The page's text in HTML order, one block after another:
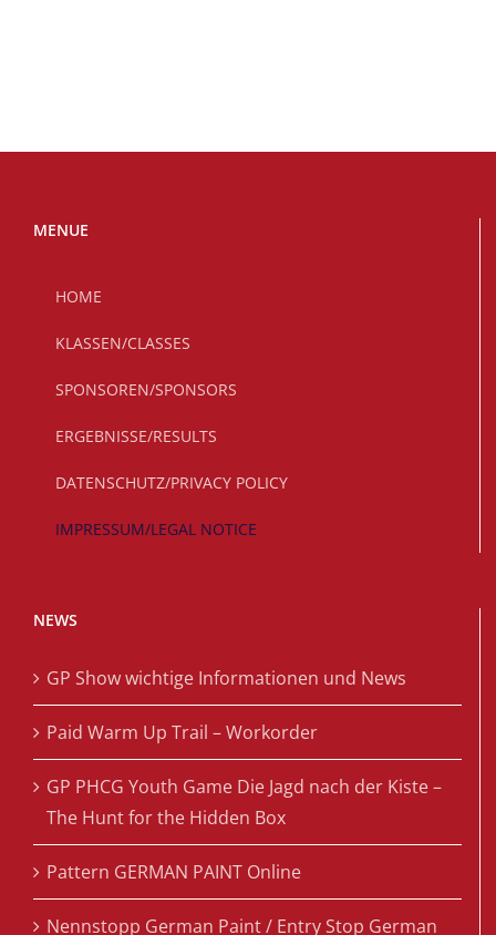
MENUE
HOME
KLASSEN/CLASSES
SPONSOREN/SPONSORS
ERGEBNISSE/RESULTS
DATENSCHUTZ/PRIVACY POLICY
IMPRESSUM/LEGAL NOTICE
NEWS
GP Show wichtige Informationen und News
Paid Warm Up Trail – Workorder
GP PHCG Youth Game Die Jagd nach der Kiste –
The Hunt for the Hidden Box
Pattern GERMAN PAINT Online
Nennstopp German Paint / Entry Stop German